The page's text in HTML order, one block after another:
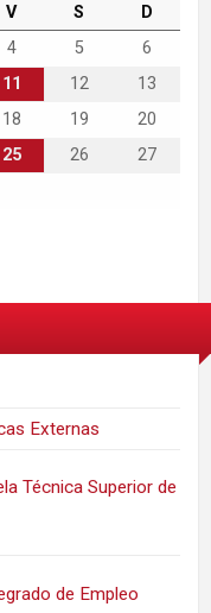
V S
D
4 5
6
11 12
13
18 19
20
25 26
27
Externas
Técnica Superior de
de Empleo